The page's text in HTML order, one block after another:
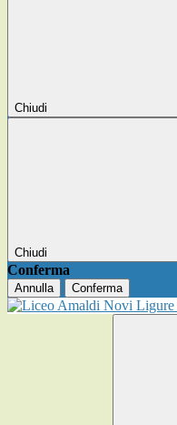
Chiudi
Chiudi
Conferma
Annulla Conferma